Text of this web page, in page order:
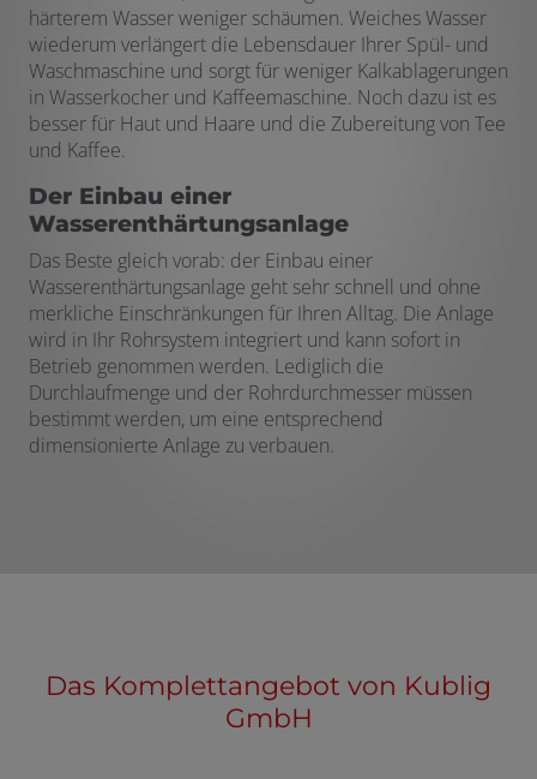
härterem Wasser weniger schäumen. Weiches Wasser
wiederum verlängert die Lebensdauer Ihrer Spül- und
Waschmaschine und sorgt für weniger Kalkablagerungen
in Wasserkocher und Kaffeemaschine. Noch dazu ist es
besser für Haut und Haare und die Zubereitung von Tee
und Kaffee.
Der Einbau einer
Wasserenthärtungsanlage
Das Beste gleich vorab: der Einbau einer
Wasserenthärtungsanlage geht sehr schnell und ohne
merkliche Einschränkungen für Ihren Alltag. Die Anlage
wird in Ihr Rohrsystem integriert und kann sofort in
Betrieb genommen werden. Lediglich die
Durchlaufmenge und der Rohrdurchmesser müssen
bestimmt werden, um eine entsprechend
dimensionierte Anlage zu verbauen.
Das Komplettangebot von Kublig
GmbH